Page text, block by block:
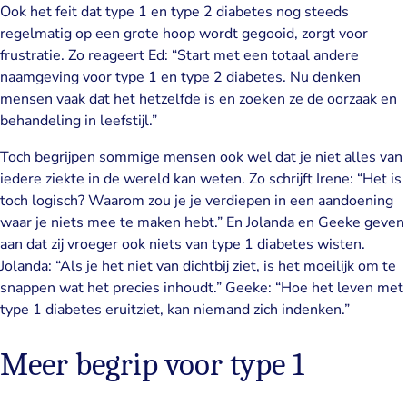
Ook het feit dat type 1 en type 2 diabetes nog steeds
regelmatig op een grote hoop wordt gegooid, zorgt voor
frustratie. Zo reageert Ed: “Start met een totaal andere
naamgeving voor type 1 en type 2 diabetes. Nu denken
mensen vaak dat het hetzelfde is en zoeken ze de oorzaak en
behandeling in leefstijl.”
Toch begrijpen sommige mensen ook wel dat je niet alles van
iedere ziekte in de wereld kan weten. Zo schrijft Irene: “Het is
toch logisch? Waarom zou je je verdiepen in een aandoening
waar je niets mee te maken hebt.” En Jolanda en Geeke geven
aan dat zij vroeger ook niets van type 1 diabetes wisten.
Jolanda: “Als je het niet van dichtbij ziet, is het moeilijk om te
snappen wat het precies inhoudt.” Geeke: “Hoe het leven met
type 1 diabetes eruitziet, kan niemand zich indenken.”
Meer begrip voor type 1